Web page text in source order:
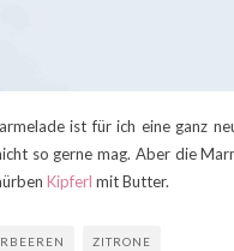
ist für ich eine ganz
so gerne mag. Aber die
Kipferl mit Butter.
ZITRONE